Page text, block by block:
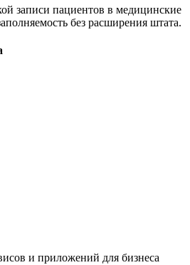
записи пациентов в медицинские
без расширения штата.
и приложений для бизнеса